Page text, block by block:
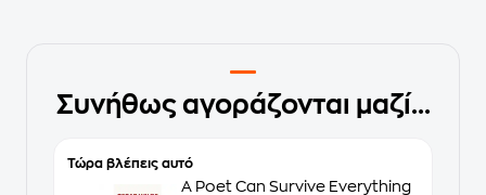
Συνήθως αγοράζονται μαζί...
Τώρα βλέπεις αυτό
A Poet Can Survive Everything